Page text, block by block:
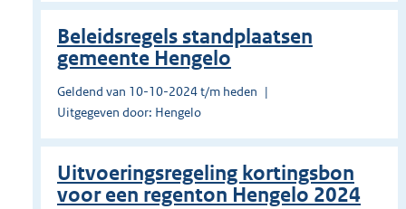
Beleidsregels standplaatsen
gemeente Hengelo
Geldend van 10-10-2024 t/m heden
Uitgegeven door: Hengelo
Uitvoeringsregeling kortingsbon
voor een regenton Hengelo 2024